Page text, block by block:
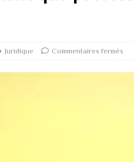
Juridique Commentaires fermés